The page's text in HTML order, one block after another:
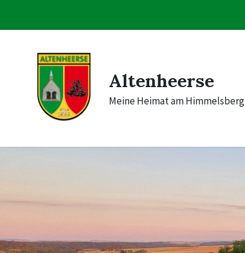
content
main
footer
Altenheerse
Meine Heimat am Himmelsberg